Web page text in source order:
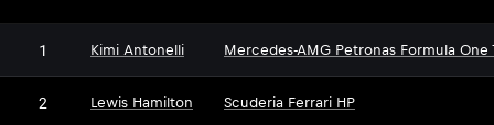
1 Kimi Antonelli Mercedes-AMG Petronas Formula One
2 Lewis Hamilton Scuderia Ferrari HP